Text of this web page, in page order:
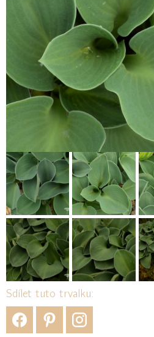
Sdílet tuto trvalku: